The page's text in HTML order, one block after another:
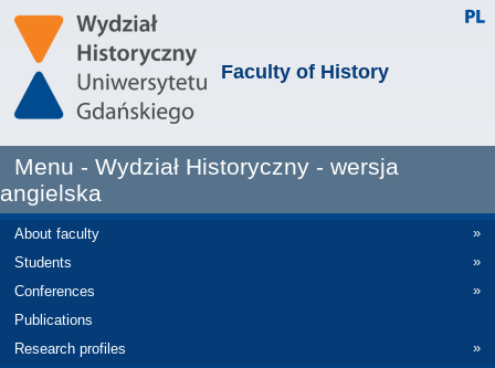
Faculty of History
Menu - Wydział Historyczny - wersja
angielska
About faculty
»
Students
»
Conferences
»
Publications
Research profiles
»